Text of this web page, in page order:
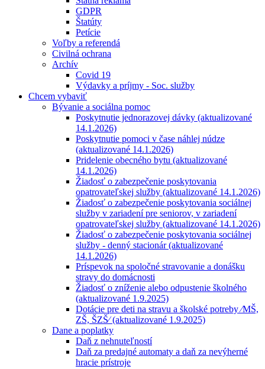
GDPR
Štatúty
Petície
Voľby a referendá
Civilná ochrana
Archív
Covid 19
Výdavky a príjmy - Soc. služby
Chcem vybaviť
Bývanie a sociálna pomoc
Poskytnutie jednorazovej dávky (aktualizované
14.1.2026)
Poskytnutie pomoci v čase náhlej núdze
(aktualizované 14.1.2026)
Pridelenie obecného bytu (aktualizované
14.1.2026)
Žiadosť o zabezpečenie poskytovania
opatrovateľskej služby (aktualizované 14.1.2026)
Žiadosť o zabezpečenie poskytovania sociálnej
služby v zariadení pre seniorov, v zariadení
opatrovateľskej služby (aktualizované 14.1.2026)
Žiadosť o zabezpečenie poskytovania sociálnej
služby - denný stacionár (aktualizované
14.1.2026)
Príspevok na spoločné stravovanie a donášku
stravy do domácnosti
Žiadosť o zníženie alebo odpustenie školného
(aktualizované 1.9.2025)
Dotácie pre deti na stravu a školské potreby ⁄MŠ,
ZŠ, ŠZŠ⁄ (aktualizované 1.9.2025)
Dane a poplatky
Daň z nehnuteľností
Daň za predajné automaty a daň za nevýherné
hracie prístroje